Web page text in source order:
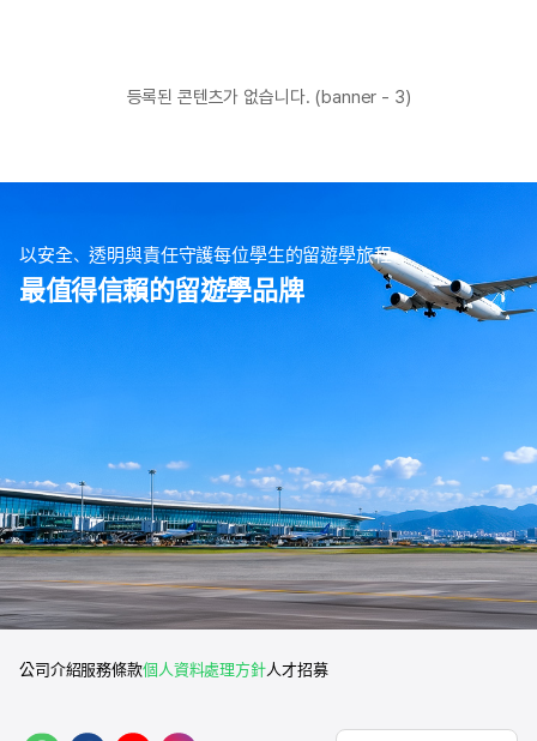
등록된 콘텐츠가 없습니다. (banner - 3)
以安全、透明與責任守護每位學生的留遊學旅程
最值得信賴的留遊學品牌
公司介紹服務條款個人資料處理方針人才招募